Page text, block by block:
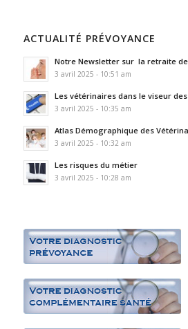
ACTUALITÉ PRÉVOYANCE
Notre Newsletter sur la retraite
3 avril 2025 - 10:51 am
Les vétérinaires dans le viseur
3 avril 2025 - 10:35 am
Atlas Démographique des
3 avril 2025 - 10:32 am
Les risques du métier
3 avril 2025 - 10:28 am